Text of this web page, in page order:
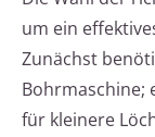
um ein
Zunächst
Bohrmaschine;
für kleinere